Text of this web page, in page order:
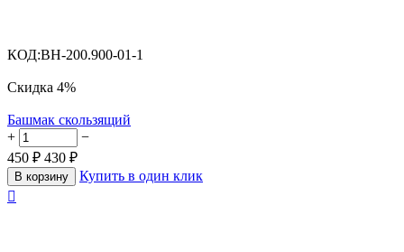
КОД:BH-200.900-01-1
Скидка 4%
Башмак скользящий
+
−
450 ₽ 430 ₽
В корзину
Купить в один клик
